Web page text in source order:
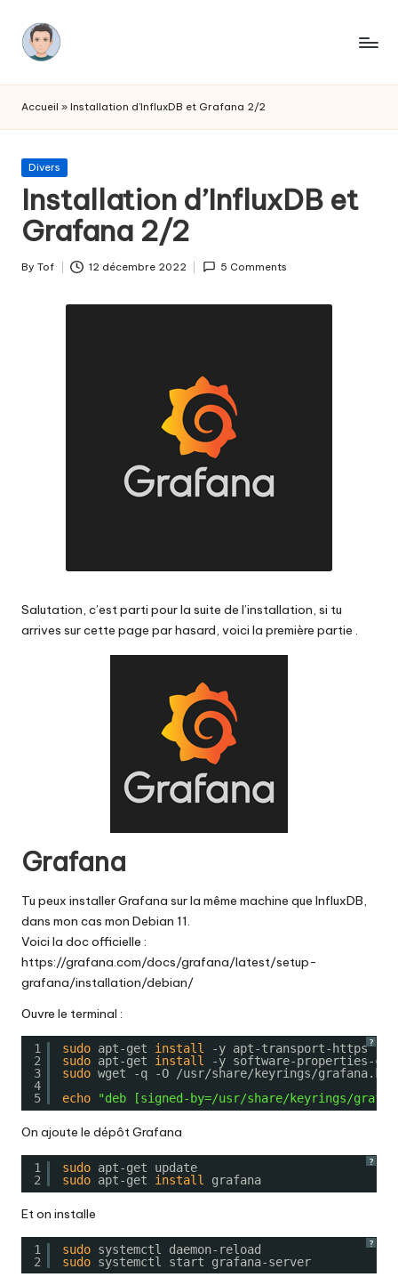
Skip
L
e
s
t
u
t
o
soit
...
Accueil » Installation d’InfluxDB et Grafana 2/2
Posted
Divers
Installation d’InfluxDB et
Grafana 2/2
Posted
By Tof 12 décembre 2022 5 Comments
Salutation, c’est parti pour la suite de l’installation, si tu
arrives sur cette page par hasard, voici la première partie .
Grafana
Tu peux installer Grafana sur la même machine que InfluxDB,
dans mon cas mon Debian 11.
Voici la doc officielle :
https://grafana.com/docs/grafana/latest/setup-
grafana/installation/debian/
Ouvre le terminal :
?
1
2
3
4
5
sudo apt-get install
-y apt-transport-https
sudo apt-get install
-y software-properties-
sudo wget -q -O /usr/share/keyrings/grafana
echo
"deb [signed-by=/usr/share/keyrings/
On ajoute le dépôt Grafana
?
1
2
sudo apt-get update
sudo apt-get install grafana
Et on installe
?
1
2
sudo systemctl daemon-reload
sudo systemctl start grafana-server